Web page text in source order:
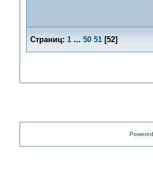
Страниц: 1 ... 50 51[52]